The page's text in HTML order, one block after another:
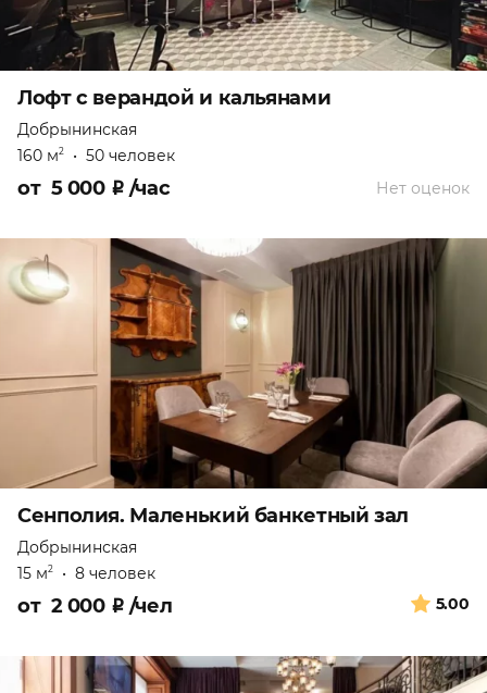
Лофт с верандой и кальянами
Добрынинская
160 м2 • 50 человек
Нет оценок
от 5 000 ₽ /час
Сенполия. Маленький банкетный зал
Добрынинская
15 м2 • 8 человек
5.00
от 2 000 ₽ /чел